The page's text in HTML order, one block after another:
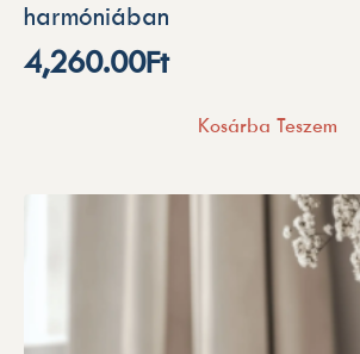
harmóniában
4,260.00Ft
Kosárba Teszem